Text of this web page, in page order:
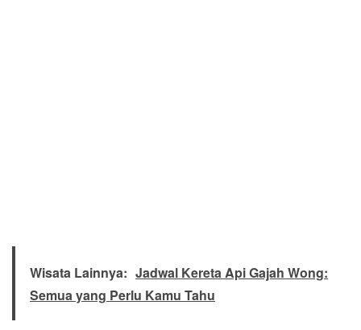
Wisata Lainnya: Jadwal Kereta Api Gajah Wong:
Semua yang Perlu Kamu Tahu